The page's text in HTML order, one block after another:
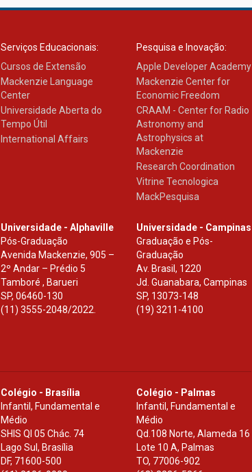
Serviços Educacionais:
Cursos de Extensão
Mackenzie Language
Center
Universidade Aberta do
Tempo Útil
International Affairs
Pesquisa e Inovação:
Apple Developer Academy
Mackenzie Center for
Economic Freedom
CRAAM - Center for Radio
Astronomy and
Astrophysics at
Mackenzie
Research Coordination
Vitrine Tecnologica
MackPesquisa
Universidade - Alphaville
Pós-Graduação
Avenida Mackenzie, 905 –
2º Andar – Prédio 5
Tamboré , Barueri
SP, 06460-130
(11) 3555-2048/2022.
Universidade - Campinas
Graduação e Pós-
Graduação
Av. Brasil, 1220
Jd. Guanabara, Campinas
SP, 13073-148
(19) 3211-4100
Colégio - Brasília
Infantil, Fundamental e
Médio
SHIS Ql 05 Chác. 74
Lago Sul, Brasília
DF, 71600-500
Colégio - Palmas
Infantil, Fundamental e
Médio
Qd.108 Norte, Alameda 16
Lote 10 A, Palmas
TO, 77006-902